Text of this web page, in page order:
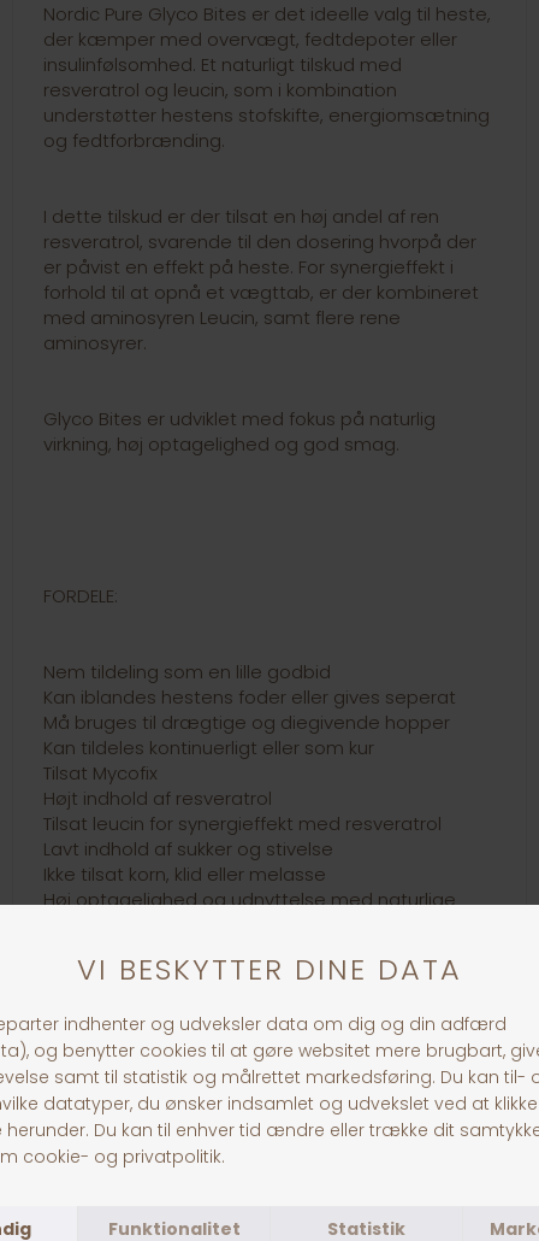
Nordic Pure Glyco Bites er det ideelle valg til heste,
der kæmper med overvægt, fedtdepoter eller
insulinfølsomhed. Et naturligt tilskud med
resveratrol og leucin, som i kombination
understøtter hestens stofskifte, energiomsætning
og fedtforbrænding.
I dette tilskud er der tilsat en høj andel af ren
resveratrol, svarende til den dosering hvorpå der
er påvist en effekt på heste. For synergieffekt i
forhold til at opnå et vægttab, er der kombineret
med aminosyren Leucin, samt flere rene
aminosyrer.
Glyco Bites er udviklet med fokus på naturlig
virkning, høj optagelighed og god smag.
FORDELE:
Nem tildeling som en lille godbid
Kan iblandes hestens foder eller gives seperat
Må bruges til drægtige og diegivende hopper
Kan tildeles kontinuerligt eller som kur
Tilsat Mycofix
Højt indhold af resveratrol
Tilsat leucin for synergieffekt med resveratrol
Lavt indhold af sukker og stivelse
Ikke tilsat korn, klid eller melasse
Høj optagelighed og udnyttelse med naturlige
God smag af æble
Tilsat ekstra koncentrerede aminosyrer
Højt indhold af omega-3 fedtsyrer
Tilsat inulin fra cikorie
Ekstra C-vitamin fra solbær
Rig på pektin fra roefibre
8 mm. pille